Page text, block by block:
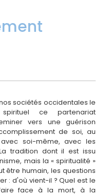
sociétés occidentales le
spirituel ce partenariat
vers une guérison
de soi, au
soi-même, avec les
tradition dont il est issu
mais la « spiritualité »
être humain, les questions
: d'où vient-il ? Quel est le
face à la mort, à la